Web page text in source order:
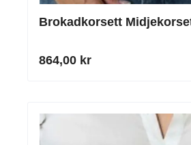
Brokadkorsett
864,00 kr